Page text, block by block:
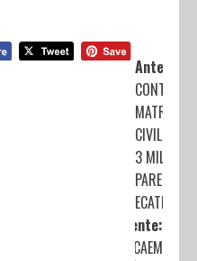
Anterior:
CONTRAEN
CIVIL MÁS
3 MIL
PAREJAS
ECATEPEC
Siguiente:
CONCLUYE CAEM